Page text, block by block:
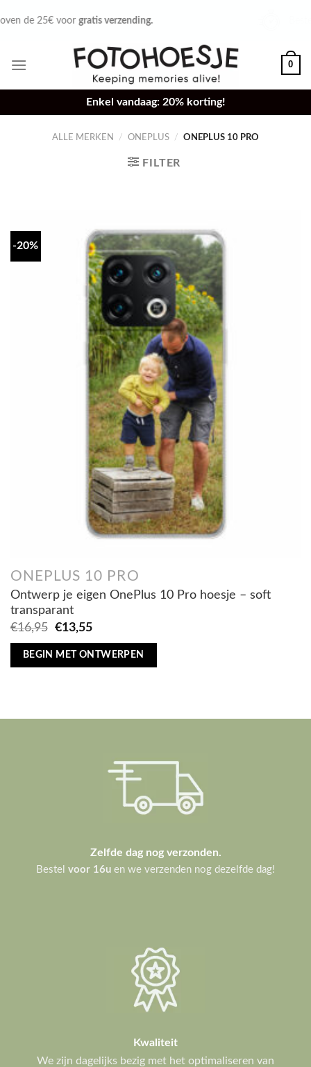
to
Bestel voor 16u,
0
Enkel vandaag: 20% korting!
ALLE MERKEN / ONEPLUS / ONEPLUS 10 PRO
FILTER
-20%
ONEPLUS 10 PRO
Ontwerp je eigen OnePlus 10 Pro hoesje – soft
transparant
€16,95
Oorspronkelijke
was:
€13,55Huidige
is:
BEGIN MET ONTWERPEN
Zelfde dag nog verzonden.
Bestel voor 16u en we verzenden nog dezelfde dag!
Kwaliteit
We zijn dagelijks bezig met het optimaliseren van